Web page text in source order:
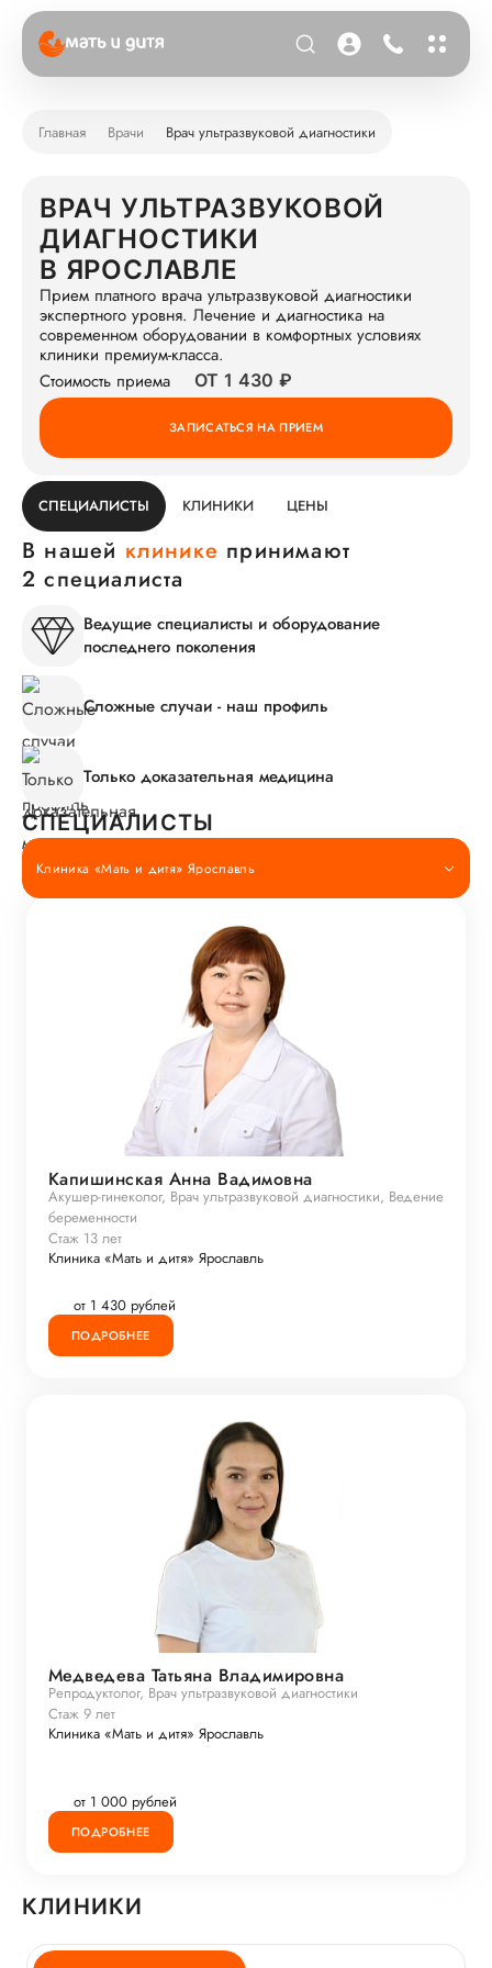
Главная Врачи Врач ультразвуковой диагностики
ВРАЧ УЛЬТРАЗВУКОВОЙ
ДИАГНОСТИКИ
В ЯРОСЛАВЛЕ
Прием платного врача ультразвуковой диагностики
экспертного уровня. Лечение и диагностика на
современном оборудовании в комфортных условиях
клиники премиум-класса.
Стоимость приема
ОТ 1 430 ₽
ЗАПИСАТЬСЯ НА ПРИЕМ
СПЕЦИАЛИСТЫ КЛИНИКИ ЦЕНЫ
В нашей клинике принимают
2 специалиста
Ведущие специалисты и оборудование
последнего поколения
Сложные случаи - наш профиль
Только доказательная медицина
СПЕЦИАЛИСТЫ
Клиника «Мать и дитя» Ярославль
Капишинская Анна Вадимовна
Акушер-гинеколог, Врач ультразвуковой диагностики, Ведение
беременности
Стаж 13 лет
Клиника «Мать и дитя» Ярославль
от 1 430 рублей
ПОДРОБНЕЕ
Медведева Татьяна Владимировна
Репродуктолог, Врач ультразвуковой диагностики
Стаж 9 лет
Клиника «Мать и дитя» Ярославль
от 1 000 рублей
ПОДРОБНЕЕ
КЛИНИКИ